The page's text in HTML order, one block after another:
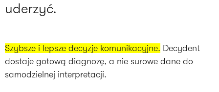
uderzyć.
Szybsze i lepsze decyzje komunikacyjne. Decydent
dostaje gotową diagnozę, a nie surowe dane do
samodzielnej interpretacji.